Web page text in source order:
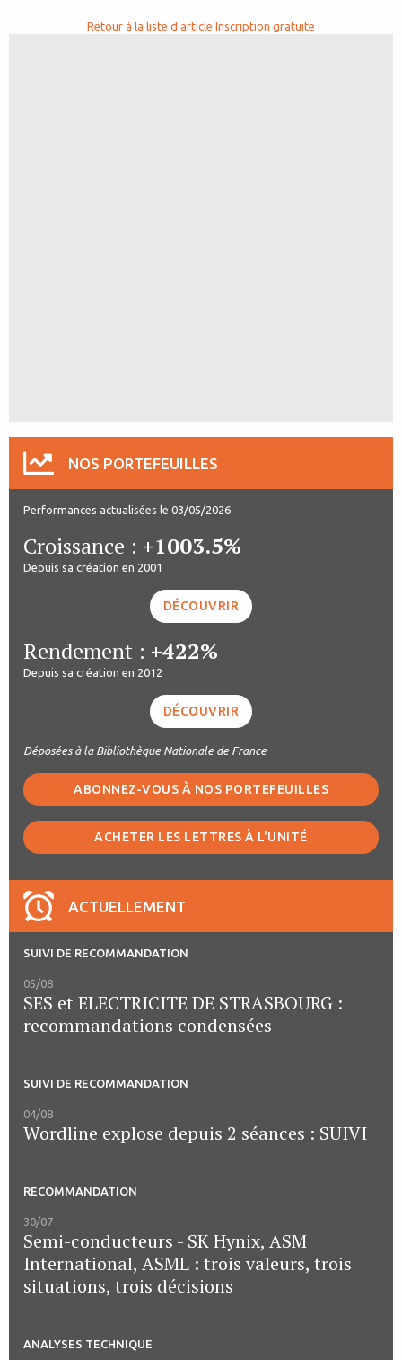
Retour à la liste d'article Inscription gratuite
NOS PORTEFEUILLES
Performances actualisées le 03/05/2026
Croissance : +1003.5%
Depuis sa création en 2001
DÉCOUVRIR
Rendement : +422%
Depuis sa création en 2012
DÉCOUVRIR
Déposées à la Bibliothèque Nationale de France
ABONNEZ-VOUS À NOS PORTEFEUILLES
ACHETER LES LETTRES À L'UNITÉ
ACTUELLEMENT
SUIVI DE RECOMMANDATION
05/08
SES et ELECTRICITE DE STRASBOURG :
recommandations condensées
SUIVI DE RECOMMANDATION
04/08
Wordline explose depuis 2 séances : SUIVI
RECOMMANDATION
30/07
Semi-conducteurs - SK Hynix, ASM
International, ASML : trois valeurs, trois
situations, trois décisions
ANALYSES TECHNIQUE